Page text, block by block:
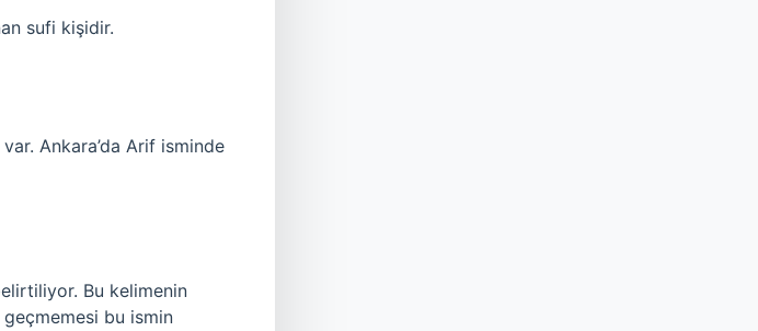
sufi kişidir.
Ankara’da Arif isminde
Bu kelimenin
geçmemesi bu ismin